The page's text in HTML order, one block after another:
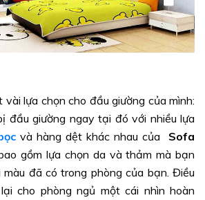
vài lựa chọn cho đầu giường của mình:
đầu giường ngay tại đó với nhiều lựa
và hàng dệt khác nhau của Sofa
gồm lựa chọn da và thảm mà bạn
đã có trong phòng của bạn. Điều
cho phòng ngủ một cái nhìn hoàn